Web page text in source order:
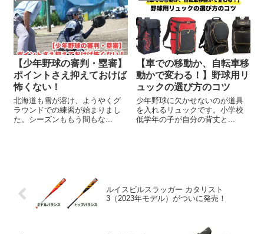
【少年野球の審判・塁審】
ポイントさえ抑えておけば
怖くない！
北海道も雪が溶け、ようやくグ
ラウンドでの練習が始まりまし
た。シーズンももう間もな...
【車での移動か、自転車移
動かで変わる！】野球用リ
ュックの選び方のコツ
少年野球に欠かせないのが道具
を入れるリュックです。小学校
低学年の子が自分の背丈と...
ルイスビルスラッガー カタリスト
3（2023年モデル）がついに発売！